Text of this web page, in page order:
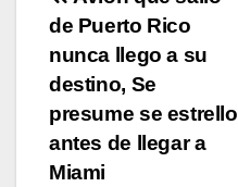
de
entradas
de Puerto Rico
nunca llego a su
destino, Se
presume se estrello
antes de llegar a
Miami